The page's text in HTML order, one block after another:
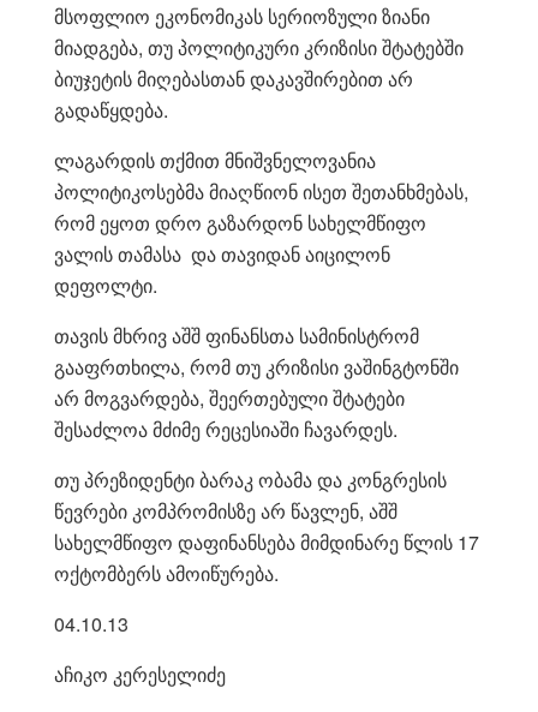
მსოფლიო ეკონომიკას სერიოზული ზიანი
მიადგება, თუ პოლიტიკური კრიზისი შტატებში
ბიუჯეტის მიღებასთან დაკავშირებით არ
გადაწყდება.
ლაგარდის თქმით მნიშვნელოვანია
პოლიტიკოსებმა მიაღწიონ ისეთ შეთანხმებას,
რომ ეყოთ დრო გაზარდონ სახელმწიფო
ვალის თამასა და თავიდან აიცილონ
დეფოლტი.
თავის მხრივ აშშ ფინანსთა სამინისტრომ
გააფრთხილა, რომ თუ კრიზისი ვაშინგტონში
არ მოგვარდება, შეერთებული შტატები
შესაძლოა მძიმე რეცესიაში ჩავარდეს.
თუ პრეზიდენტი ბარაკ ობამა და კონგრესის
წევრები კომპრომისზე არ წავლენ, აშშ
სახელმწიფო დაფინანსება მიმდინარე წლის 17
ოქტომბერს ამოიწურება.
04.10.13
აჩიკო კერესელიძე